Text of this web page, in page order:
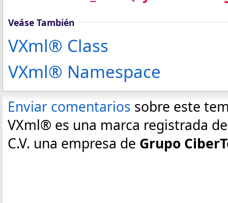
Veáse También
VXml® Class
VXml® Namespace
Enviar comentarios sobre este
VXml® es una marca registrada
C.V. una empresa de Grupo